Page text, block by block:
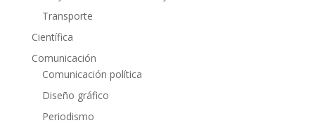
Transporte
Científica
Comunicación
Comunicación política
Diseño gráfico
Periodismo